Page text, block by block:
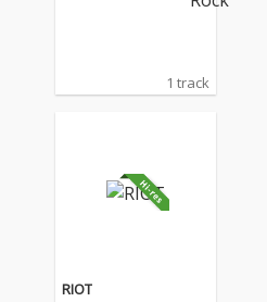
1 track
RIOT